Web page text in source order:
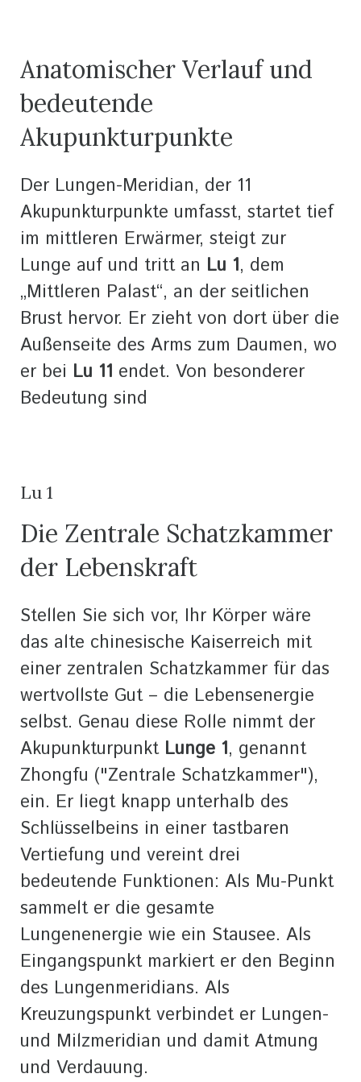
Anatomischer Verlauf und
bedeutende
Akupunkturpunkte
Der Lungen-Meridian, der 11
Akupunkturpunkte umfasst, startet tief
im mittleren Erwärmer, steigt zur
Lunge auf und tritt an Lu 1, dem
„Mittleren Palast“, an der seitlichen
Brust hervor. Er zieht von dort über die
Außenseite des Arms zum Daumen, wo
er bei Lu 11 endet. Von besonderer
Bedeutung sind
Lu 1
Die Zentrale Schatzkammer
der Lebenskraft
Stellen Sie sich vor, Ihr Körper wäre
das alte chinesische Kaiserreich mit
einer zentralen Schatzkammer für das
wertvollste Gut – die Lebensenergie
selbst. Genau diese Rolle nimmt der
Akupunkturpunkt Lunge 1, genannt
Zhongfu ("Zentrale Schatzkammer"),
ein. Er liegt knapp unterhalb des
Schlüsselbeins in einer tastbaren
Vertiefung und vereint drei
bedeutende Funktionen: Als Mu-Punkt
sammelt er die gesamte
Lungenenergie wie ein Stausee. Als
Eingangspunkt markiert er den Beginn
des Lungenmeridians. Als
Kreuzungspunkt verbindet er Lungen-
und Milzmeridian und damit Atmung
und Verdauung.